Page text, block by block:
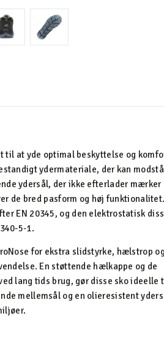
til at yde optimal beskyttelse og
ydermateriale, der kan modstå
ydersål, der ikke efterlader mærker
de bred pasform og høj funktionalitet.
EN 20345, og den elektrostatisk
5-1.
for ekstra slidstyrke, hælstrop
En støttende hælkappe og de
lang tids brug, gør disse sko ideelle
mellemsål og en olieresistent